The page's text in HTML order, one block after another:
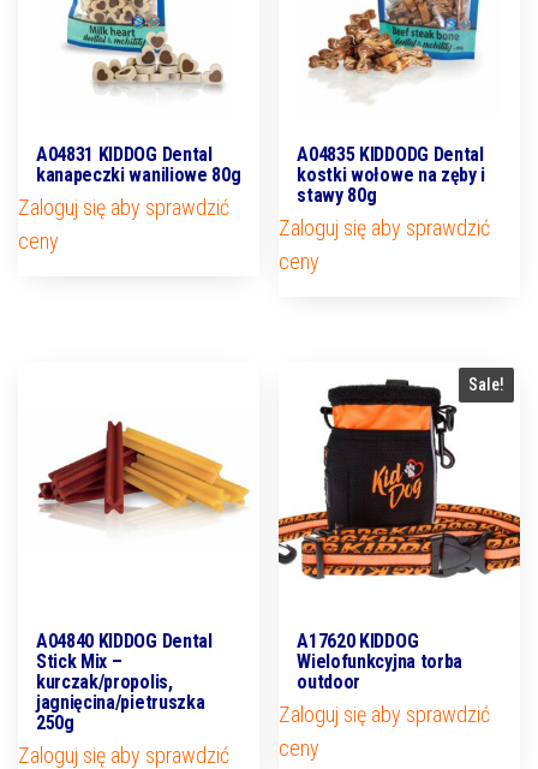
A04831 KIDDOG Dental
kanapeczki waniliowe 80g
Zaloguj się aby sprawdzić
ceny
A04835 KIDDODG Dental
kostki wołowe na zęby i
stawy 80g
Zaloguj się aby sprawdzić
ceny
A04840 KIDDOG Dental
Stick Mix –
kurczak/propolis,
jagnięcina/pietruszka
250g
Zaloguj się aby sprawdzić
Sale!
A17620 KIDDOG
Wielofunkcyjna torba
outdoor
Zaloguj się aby sprawdzić
ceny